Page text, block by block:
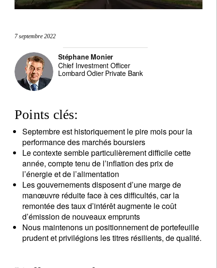
7 septembre 2022
Stéphane Monier
Chief Investment Officer
Lombard Odier Private Bank
Points clés:
Septembre est historiquement le pire mois pour la
performance des marchés boursiers
Le contexte semble particulièrement difficile cette
année, compte tenu de l’inflation des prix de
l’énergie et de l’alimentation
Les gouvernements disposent d’une marge de
manœuvre réduite face à ces difficultés, car la
remontée des taux d’intérêt augmente le coût
d’émission de nouveaux emprunts
Nous maintenons un positionnement de portefeuille
prudent et privilégions les titres résilients, de qualité.